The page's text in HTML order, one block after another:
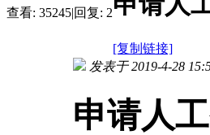
查看: 35245|回复: 2
[复制链接]
发表于 2019-4-28
申请人